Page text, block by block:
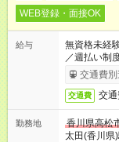
WEB登録・面接OK
給与
無資格未経
／週払い制
了次第のお
交通費別
交通費 交
勤務地
香川県高松
太田(香川県